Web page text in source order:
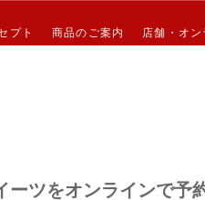
プト 商品のご案内 店舗・オ
プト 商品のご案内 店舗・オ
ーツをオンラインで予